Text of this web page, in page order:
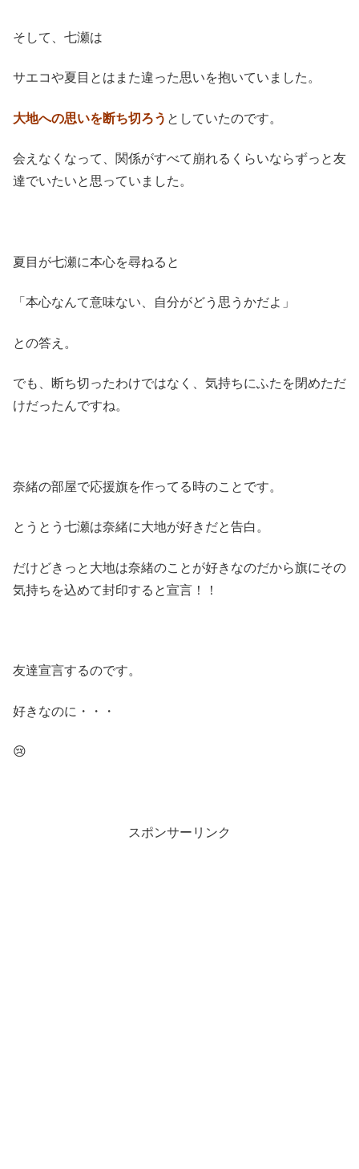
そして、七瀬は
サエコや夏目とはまた違った思いを抱いていました。
大地への思いを断ち切ろう としていたのです。
会えなくなって、関係がすべて崩れるくらいならずっと友
達でいたいと思っていました。
夏目が七瀬に本心を尋ねると
「本心なんて意味ない、自分がどう思うかだよ」
との答え。
でも、断ち切ったわけではなく、気持ちにふたを閉めただ
けだったんですね。
奈緒の部屋で応援旗を作ってる時のことです。
とうとう七瀬は奈緒に大地が好きだと告白。
だけどきっと大地は奈緒のことが好きなのだから旗にその
気持ちを込めて封印すると宣言！！
友達宣言するのです。
好きなのに・・・
😢
スポンサーリンク